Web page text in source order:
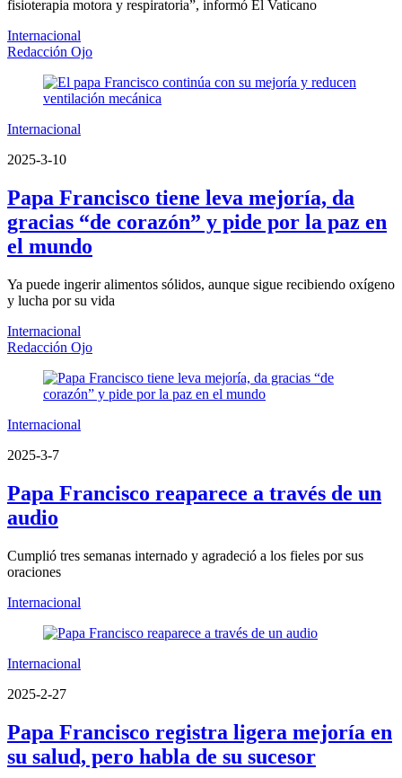
fisioterapia motora y respiratoria”, informó El Vaticano
Internacional
Redacción Ojo
Internacional
2025-3-10
Papa Francisco tiene leva mejoría, da
gracias “de corazón” y pide por la paz en
el mundo
Ya puede ingerir alimentos sólidos, aunque sigue recibiendo oxígeno
y lucha por su vida
Internacional
Redacción Ojo
Internacional
2025-3-7
Papa Francisco reaparece a través de un
audio
Cumplió tres semanas internado y agradeció a los fieles por sus
oraciones
Internacional
Internacional
2025-2-27
Papa Francisco registra ligera mejoría en
su salud, pero habla de su sucesor